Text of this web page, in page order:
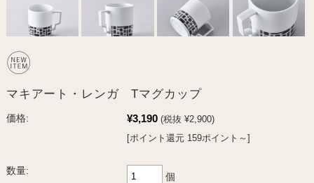
マキアート・レンガ Tマグカップ
価格: ¥3,190 (税抜 ¥2,900)
[ポイント還元 159ポイント～]
数量:
個